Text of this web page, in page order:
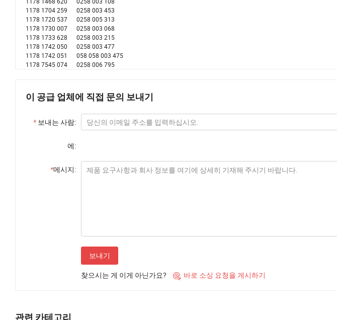
1178 1704 259 0258 003 453
1178 1720 537 0258 005 313
1178 1730 007 0258 003 068
1178 1733 628 0258 003 215
1178 1742 050 0258 003 477
1178 1742 051 058 058 003 475
1178 7545 074 0258 006 795
이 공급 업체에 직접 문의 보내기
* 보내는 사람:
에:
*메시지:
보내기
찾으시는 게 이게 아닌가요?  바로 소싱 요청을 게시하기
관련 카테고리